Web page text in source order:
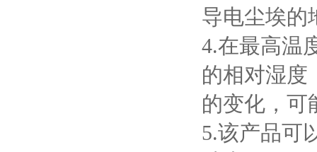
导电尘埃的
4.在最高温
的相对湿度
的变化，可
5.该产品可